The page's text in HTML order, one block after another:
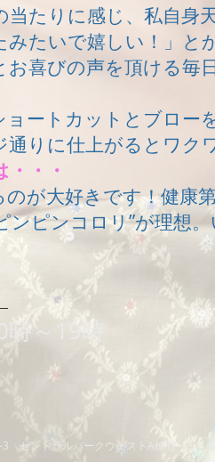
たりに感じ、私自身
みたいで嬉しい！」と
喜びの声を頂ける毎
ートカットとブロー
りに仕上がるとワク
・・
のが大好きです！健
ンピンコロリ”が理想
～19時
3 セントラルパークウェストA棟1F